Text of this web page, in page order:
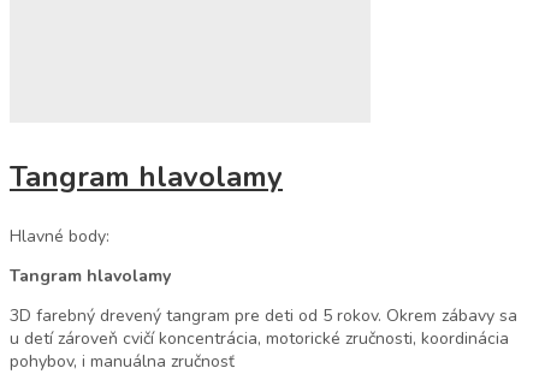
Tangram hlavolamy
Hlavné body:
Tangram hlavolamy
3D farebný drevený tangram pre deti od 5 rokov. Okrem zábavy sa
u detí zároveň cvičí koncentrácia, motorické zručnosti, koordinácia
pohybov, i manuálna zručnosť